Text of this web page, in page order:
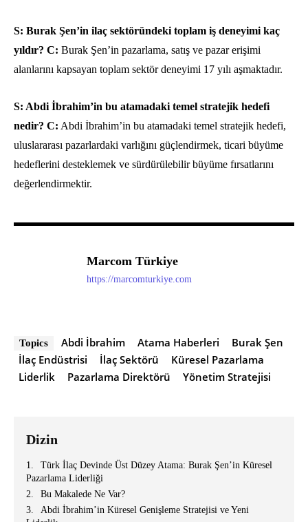
S: Burak Şen’in ilaç sektöründeki toplam iş deneyimi kaç
yıldır? C: Burak Şen’in pazarlama, satış ve pazar erişimi
alanlarını kapsayan toplam sektör deneyimi 17 yılı aşmaktadır.
S: Abdi İbrahim’in bu atamadaki temel stratejik hedefi
nedir? C: Abdi İbrahim’in bu atamadaki temel stratejik hedefi,
uluslararası pazarlardaki varlığını güçlendirmek, ticari büyüme
hedeflerini desteklemek ve sürdürülebilir büyüme fırsatlarını
değerlendirmektir.
Marcom Türkiye
https://marcomturkiye.com
Topics Abdi İbrahim Atama Haberleri
Burak Şen
İlaç Endüstrisi
İlaç Sektörü
Küresel Pazarlama
Liderlik
Pazarlama Direktörü Yönetim Stratejisi
Dizin
Türk İlaç Devinde Üst Düzey Atama: Burak Şen’in Küresel
Pazarlama Liderliği
Bu Makalede Ne Var?
Abdi İbrahim’in Küresel Genişleme Stratejisi ve Yeni